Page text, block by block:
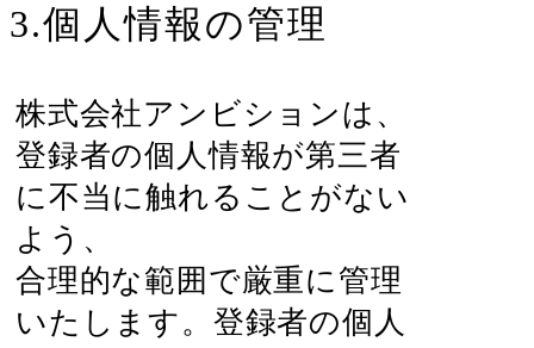
3.個人情報の管理
株式会社アンビションは、
登録者の個人情報が第三者
に不当に触れることがない
よう、
合理的な範囲で厳重に管理
いたします。登録者の個人